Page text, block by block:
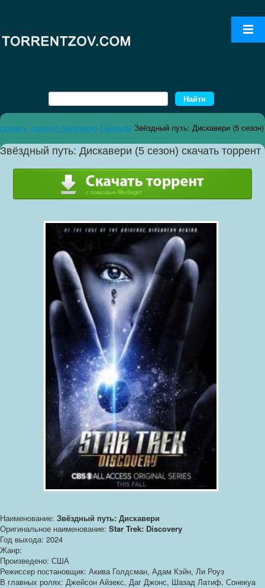
скачать торрент бесплатно Сериалы Звёздный путь: Дискавери (5 сезон)
Звёздный путь: Дискавери (5 сезон) скачать торрент
Наименование: Звёздный путь: Дискавери
Оригинальное наименование: Star Trek: Discovery
Год выхода: 2024
Жанр:
Произведено: США
Режиссер постановщик: Акива Голдсман, Адам Кэйн, Ли Роуз
В главных ролях: Джейсон Айзекс, Даг Джонс, Шазад Латиф, Сонекуа